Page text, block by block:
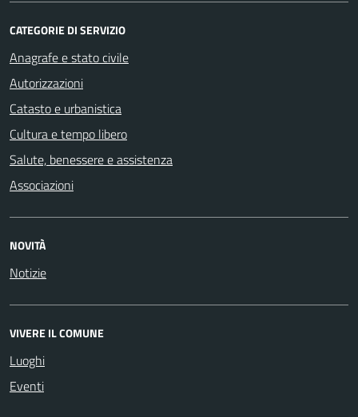
CATEGORIE DI SERVIZIO
Anagrafe e stato civile
Autorizzazioni
Catasto e urbanistica
Cultura e tempo libero
Salute, benessere e assistenza
Associazioni
NOVITÀ
Notizie
VIVERE IL COMUNE
Luoghi
Eventi